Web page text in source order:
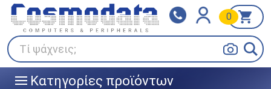
Τί ψάχνεις;
0
||| Κατηγορίες προϊόντων
Klarna
Πληρώστε σε 3
άτοκες δόσεις
BOX NOW